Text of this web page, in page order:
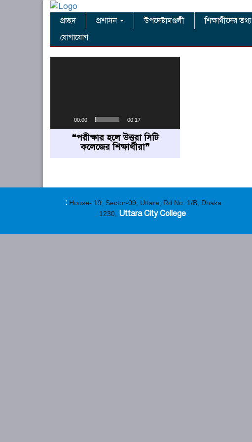
প্রচ্ছদ প্রশাসন উপদেষ্টামণ্ডলী শিক্ষার্থীদের তথ্য
যোগাযোগ
00:00 00:17
❝পরীক্ষার হলে উত্তরা সিটি
কলেজের শিক্ষার্থীরা❞
: House- 19, Sector-09, Uttara, Rd No: 1/B, Dhaka
1230, Uttara City College